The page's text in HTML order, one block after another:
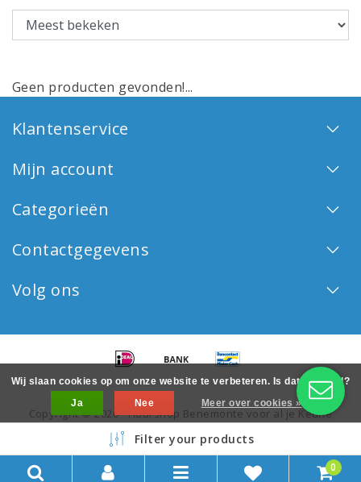
Geen producten gevonden!...
Klantenservice
Mijn account
Categorieën
Contactgegevens
Volg ons
Copyright © 2026 - Haarshop Benemonte voor al je Keune
haarproducten - All rights reserved - Realization
Filter your products
0
Wij slaan cookies op om onze website te verbeteren. Is dat akkoord?
Ja
Nee Meer over cookies »